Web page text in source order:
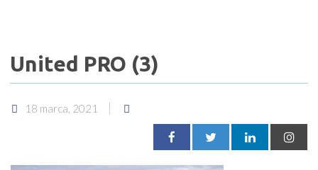
United PRO (3)
18 marca, 2021